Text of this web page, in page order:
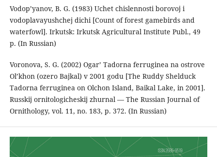
Vodop’yanov, B. G. (1983) Uchet chislennosti borovoj i
vodoplavayushchej dichi [Count of forest gamebirds and
waterfowl]. Irkutsk: Irkutsk Agricultural Institute Publ., 49
p. (In Russian)
Voronova, S. G. (2002) Ogar’ Tadorna ferruginea na ostrove
Ol’khon (ozero Bajkal) v 2001 godu [The Ruddy Shelduck
Tadorna ferruginea on Olchon Island, Baikal Lake, in 2001].
Russkij ornitologicheskij zhurnal — The Russian Journal of
Ornithology, vol. 11, no. 183, p. 372. (In Russian)